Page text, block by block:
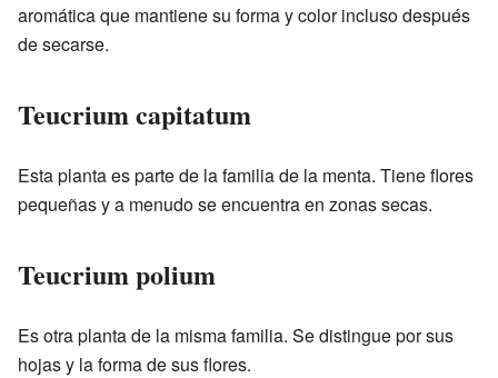
aromática que mantiene su forma y color incluso después
de secarse.
Teucrium capitatum
Esta planta es parte de la familia de la menta. Tiene flores
pequeñas y a menudo se encuentra en zonas secas.
Teucrium polium
Es otra planta de la misma familia. Se distingue por sus
hojas y la forma de sus flores.